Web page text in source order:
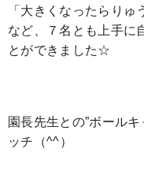
「大きくなったらりゅ
など、７名とも上手に
とができました☆
園長先生との”ボール
ッチ（^^）